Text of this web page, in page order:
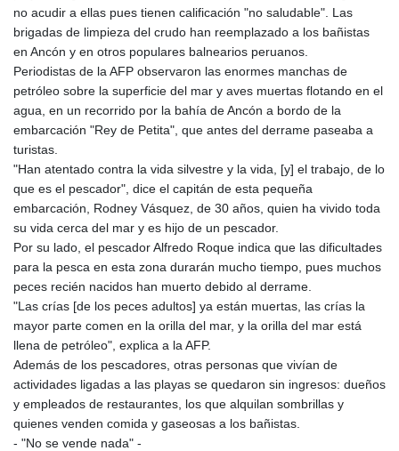
JPY 182.194907
KES 149.462068
KGS 101.031383
KHR 4675.351658
KMF 493.31666
KRW 1638.053175
KWD 0.357244
KZT 541.347885
LAK 26077.708924
LBP
103304.008718
LKR 387.05831
LRD 208.222897
LSL 18.925383
LTL 3.411323
LVL 0.698834
LYD 7.342475
MAD 10.751835
MDL 20.043627
MGA 4910.290079
MKD 61.505179
no acudir a ellas pues tienen calificación "no saludable". Las
brigadas de limpieza del crudo han reemplazado a los bañistas
en Ancón y en otros populares balnearios peruanos.
Periodistas de la AFP observaron las enormes manchas de
petróleo sobre la superficie del mar y aves muertas flotando en el
agua, en un recorrido por la bahía de Ancón a bordo de la
embarcación "Rey de Petita", que antes del derrame paseaba a
turistas.
"Han atentado contra la vida silvestre y la vida, [y] el trabajo, de lo
que es el pescador", dice el capitán de esta pequeña
embarcación, Rodney Vásquez, de 30 años, quien ha vivido toda
su vida cerca del mar y es hijo de un pescador.
Por su lado, el pescador Alfredo Roque indica que las dificultades
para la pesca en esta zona durarán mucho tiempo, pues muchos
peces recién nacidos han muerto debido al derrame.
"Las crías [de los peces adultos] ya están muertas, las crías la
mayor parte comen en la orilla del mar, y la orilla del mar está
llena de petróleo", explica a la AFP.
Además de los pescadores, otras personas que vivían de
actividades ligadas a las playas se quedaron sin ingresos: dueños
y empleados de restaurantes, los que alquilan sombrillas y
quienes venden comida y gaseosas a los bañistas.
- "No se vende nada" -